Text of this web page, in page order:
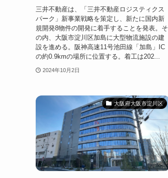
三井不動産は、「三井不動産ロジスティクス
パーク」新事業戦略を策定し、新たに国内新
規開発8物件の開発に着手することを発表。そ
の内、大阪市淀川区加島に大型物流施設の建
設を進める。阪神高速11号池田線「加島」IC
の約0.9kmの場所に位置する。着工は202...
2024年10月2日
大阪府大阪市淀川区